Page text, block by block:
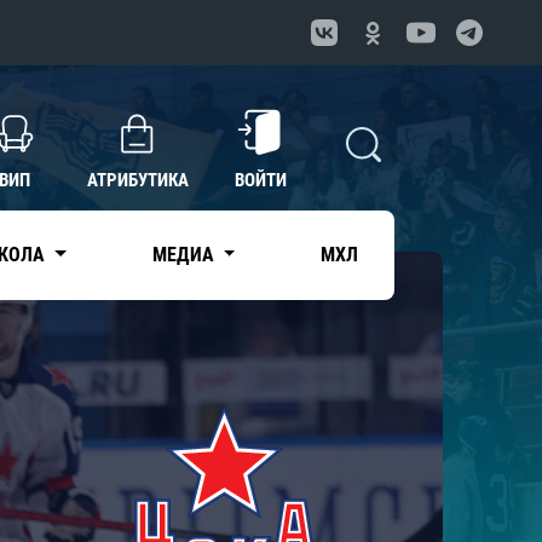
ВИП АТРИБУТИКА ВОЙТИ
МЕДИА МХЛ